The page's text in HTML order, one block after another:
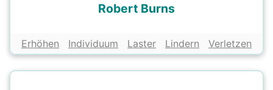
Robert Burns
Erhöhen Individuum Laster Lindern Verletzen